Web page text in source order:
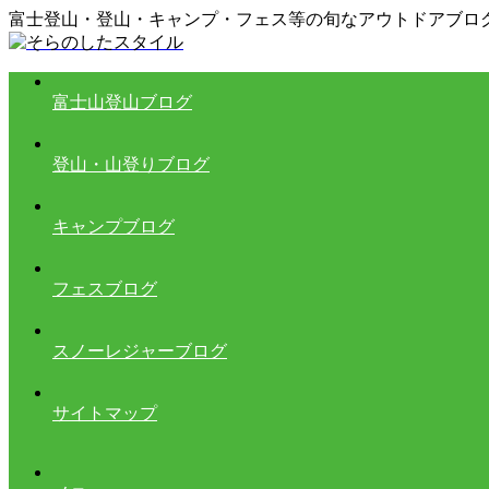
富士登山・登山・キャンプ・フェス等の旬なアウトドアブロ
富士山登山ブログ
登山・山登りブログ
キャンプブログ
フェスブログ
スノーレジャーブログ
サイトマップ